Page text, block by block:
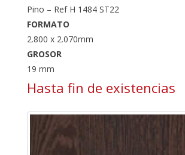
Pino – Ref H 1484 ST22
FORMATO
2.800 x 2.070mm
GROSOR
19 mm
Hasta fin de existencias